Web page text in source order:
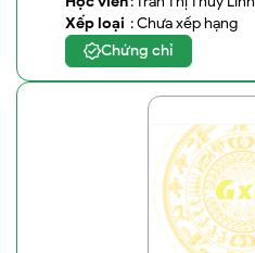
Xếp loại : Chưa xếp hạng
Chứng chỉ